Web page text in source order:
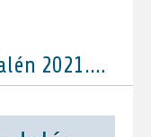
report_5.- TUA Guadalén 2021.pdf